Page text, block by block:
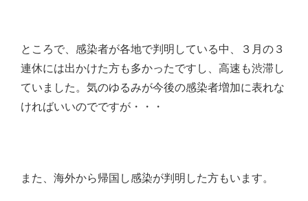
ところで、感染者が各地で判明している中、３月の３
連休には出かけた方も多かったですし、高速も渋滞し
ていました。気のゆるみが今後の感染者増加に表れな
ければいいのでですが・・・
また、海外から帰国し感染が判明した方もいます。